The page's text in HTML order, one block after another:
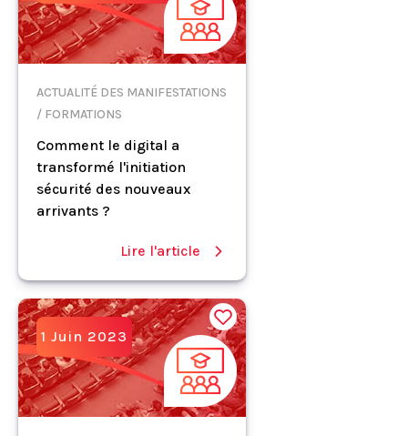
ACTUALITÉ DES MANIFESTATIONS
/ FORMATIONS
Comment le digital a
transformé l'initiation
sécurité des nouveaux
arrivants ?
Lire l'article
1 Juin 2023